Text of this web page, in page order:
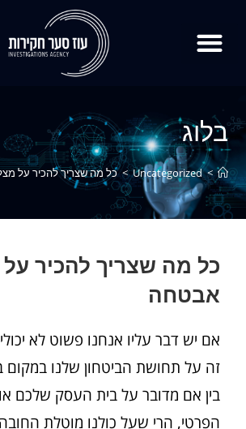
בלוג
>
Uncategorized
> כל מה שצריך להכיר על
כל מה שצריך להכיר
אבטחה
אם יש דבר עליו אנחנו פשוט לא
זה על תחושת הביטחון שלנו במקום
בין אם מדובר על בית העסק שלכם
הפרטי, הרי שעל כולנו מוטלת